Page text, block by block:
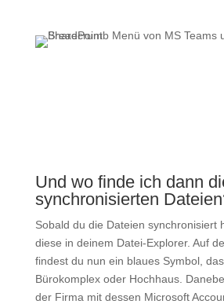
Und wo finde ich dann
synchronisierten
Sobald du die Dateien synchronisiert
diese in deinem Datei-Explorer. Auf
findest du nun ein blaues Symbol,
Bürokomplex oder Hochhaus.
der Firma mit dessen Microsoft